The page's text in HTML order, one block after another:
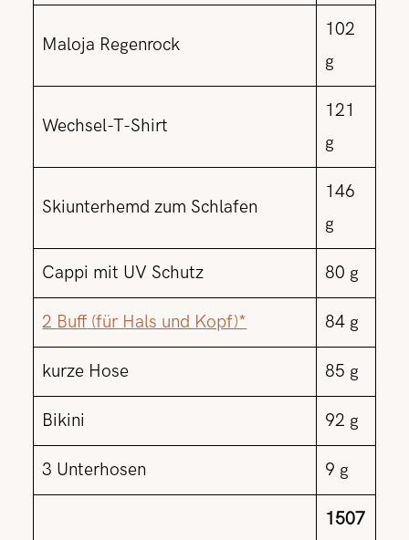
Maloja Regenrock
102
g
Wechsel-T-Shirt
121
g
Skiunterhemd zum Schlafen
146
g
Cappi mit UV Schutz 80 g
2 Buff (für Hals und Kopf)* 84 g
kurze Hose 85 g
Bikini 92 g
3 Unterhosen 9 g
1507